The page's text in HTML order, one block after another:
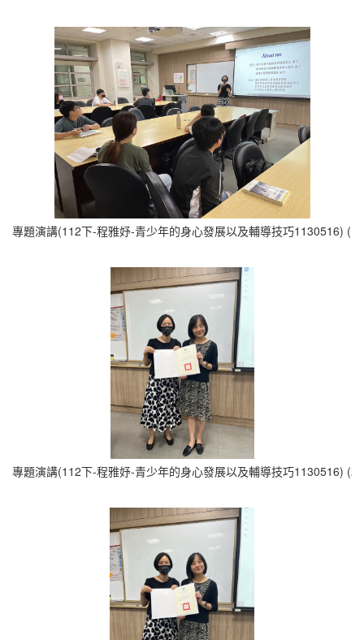
專題演講(112下-程雅妤-青少年的身心發展以及輔導技巧1130516) (1)
專題演講(112下-程雅妤-青少年的身心發展以及輔導技巧1130516) (2)